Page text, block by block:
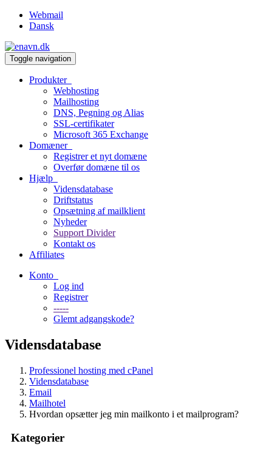
Webmail
Dansk
Toggle navigation
Produkter
Webhosting
Mailhosting
DNS, Pegning og Alias
SSL-certifikater
Microsoft 365 Exchange
Domæner
Registrer et nyt domæne
Overfør domæne til os
Hjælp
Vidensdatabase
Driftstatus
Opsætning af mailklient
Nyheder
Support Divider
Kontakt os
Affiliates
Konto
Log ind
Registrer
-----
Glemt adgangskode?
Vidensdatabase
Professionel hosting med cPanel
Vidensdatabase
Email
Mailhotel
Hvordan opsætter jeg min mailkonto i et mailprogram?
Kategorier